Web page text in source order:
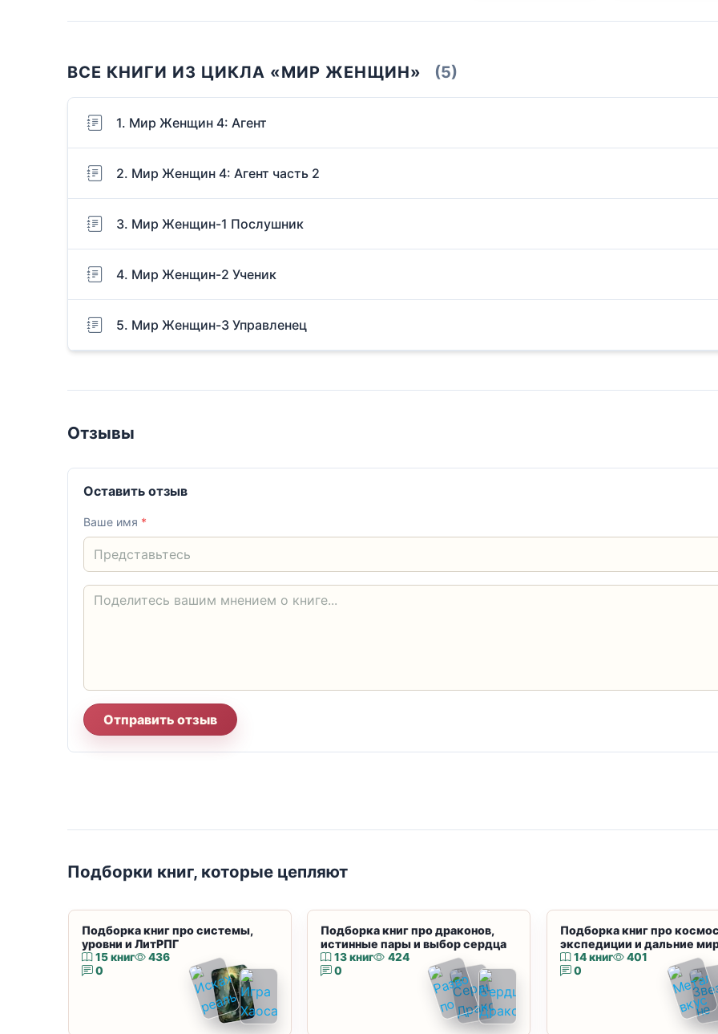
ВСЕ КНИГИ ИЗ ЦИКЛА «МИР ЖЕНЩИН» (5)
1. Мир Женщин 4: Агент
2. Мир Женщин 4: Агент часть 2
3. Мир Женщин-1 Послушник
4. Мир Женщин-2 Ученик
5. Мир Женщин-3 Управленец
Отзывы
Оставить отзыв
Ваше имя *
Отправить отзыв
Подборки книг, которые цепляют
Подборка книг про системы,
уровни и ЛитРПГ
15 книг
436
0
Подборка книг про драконов,
истинные пары и выбор сердца
13 книг
424
0
Подборка книг про
экспедиции и дальние
14 книг
401
0